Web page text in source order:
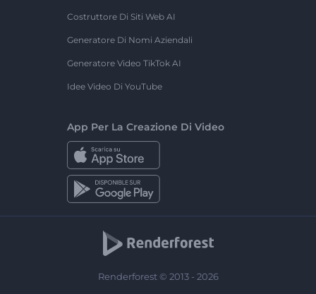
Costruttore Di Siti Web AI
Generatore Di Nomi Aziendali
Generatore Video TikTok AI
Idee Video Di YouTube
App Per La Creazione Di Video
Renderforest © 2013 - 2026